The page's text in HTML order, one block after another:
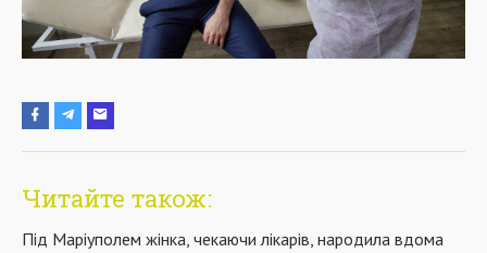
Читайте також:
Під Маріуполем жінка, чекаючи лікарів, народила вдома